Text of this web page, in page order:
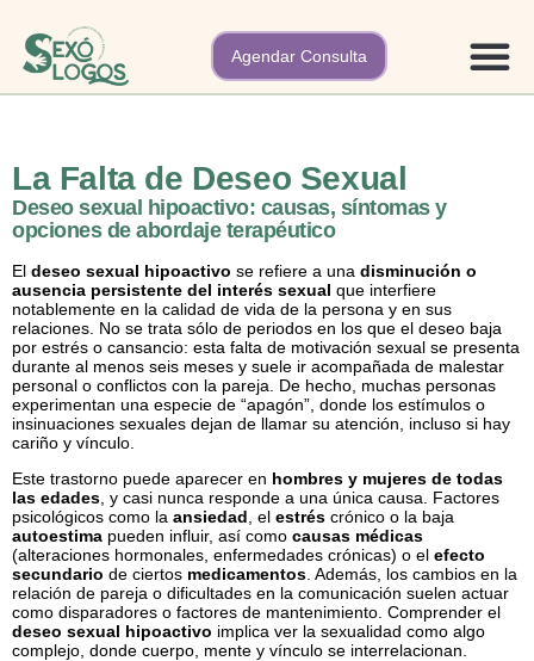
Agendar Consulta
La Falta de Deseo Sexual
Deseo sexual hipoactivo: causas, síntomas y
opciones de abordaje terapéutico
El deseo sexual hipoactivo se refiere a una disminución o
ausencia persistente del interés sexual que interfiere
notablemente en la calidad de vida de la persona y en sus
relaciones. No se trata sólo de periodos en los que el deseo baja
por estrés o cansancio: esta falta de motivación sexual se presenta
durante al menos seis meses y suele ir acompañada de malestar
personal o conflictos con la pareja. De hecho, muchas personas
experimentan una especie de “apagón”, donde los estímulos o
insinuaciones sexuales dejan de llamar su atención, incluso si hay
cariño y vínculo.
Este trastorno puede aparecer en hombres y mujeres de todas
las edades , y casi nunca responde a una única causa. Factores
psicológicos como la ansiedad , el estrés crónico o la baja
autoestima pueden influir, así como causas médicas
(alteraciones hormonales, enfermedades crónicas) o el efecto
secundario de ciertos medicamentos . Además, los cambios en la
relación de pareja o dificultades en la comunicación suelen actuar
como disparadores o factores de mantenimiento. Comprender el
deseo sexual hipoactivo implica ver la sexualidad como algo
complejo, donde cuerpo, mente y vínculo se interrelacionan.